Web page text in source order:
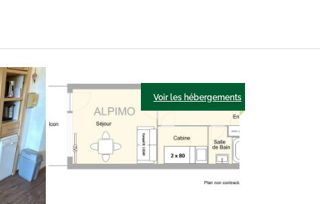
Voir les hébergements